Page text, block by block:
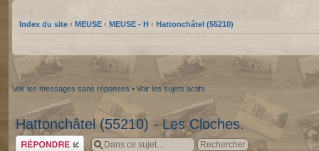
Index du site ‹ MEUSE ‹ MEUSE - H ‹ Hattonchâtel (55210)
Voir les messages sans réponses • Voir les sujets actifs
Hattonchâtel (55210) - Les Cloches.
Répondre